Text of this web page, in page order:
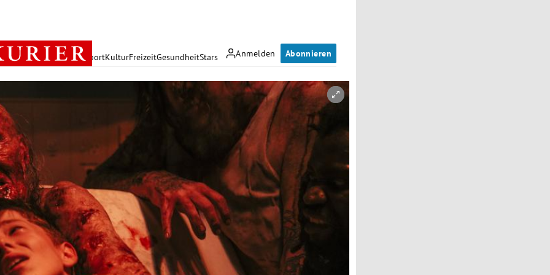
Anmelden Abonnieren
PolitikWirtschaft SportKulturFreizeitGesundheitStars